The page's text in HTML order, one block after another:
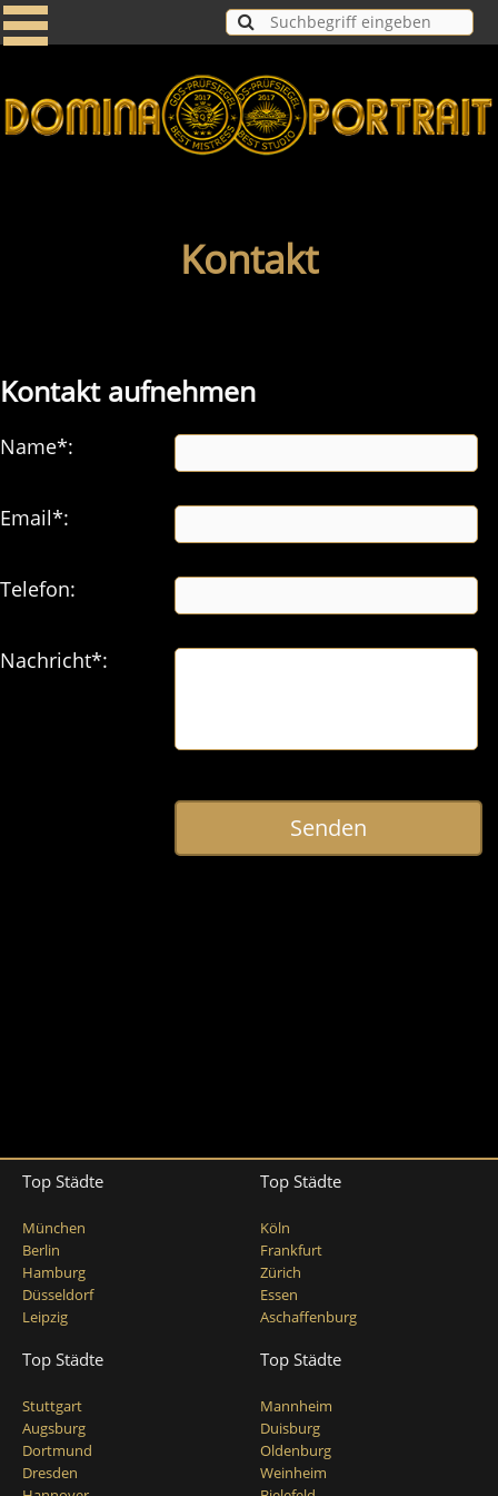
Kontakt
Kontakt aufnehmen
Name*:
Email*:
Telefon:
Nachricht*:
Senden
Top Städte
München
Berlin
Hamburg
Düsseldorf
Leipzig
Top Städte
Köln
Frankfurt
Zürich
Essen
Aschaffenburg
Top Städte
Stuttgart
Augsburg
Dortmund
Dresden
Top Städte
Mannheim
Duisburg
Oldenburg
Weinheim